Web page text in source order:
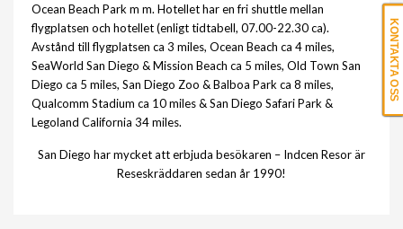
Ocean Beach Park m m. Hotellet har en fri shuttle mellan
flygplatsen och hotellet (enligt tidtabell, 07.00-22.30 ca).
Avstånd till flygplatsen ca 3 miles, Ocean Beach ca 4 miles,
SeaWorld San Diego & Mission Beach ca 5 miles, Old Town San
Diego ca 5 miles, San Diego Zoo & Balboa Park ca 8 miles,
Qualcomm Stadium ca 10 miles & San Diego Safari Park &
Legoland California 34 miles.
San Diego har mycket att erbjuda besökaren – Indcen Resor är
Reseskräddaren sedan år 1990!
KONTAKTA OSS